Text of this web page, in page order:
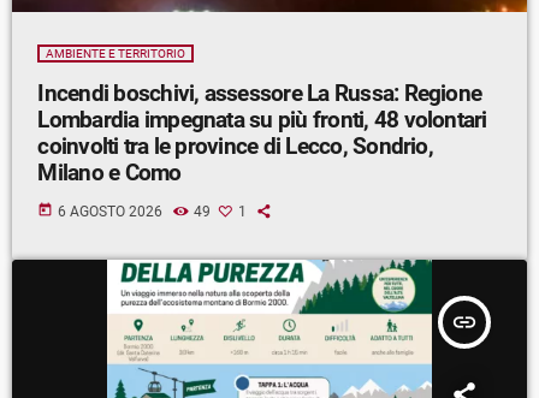
AMBIENTE E TERRITORIO
Incendi boschivi, assessore La Russa: Regione
Lombardia impegnata su più fronti, 48 volontari
coinvolti tra le province di Lecco, Sondrio,
Milano e Como
today 6 AGOSTO 2026 49 1
insert_link